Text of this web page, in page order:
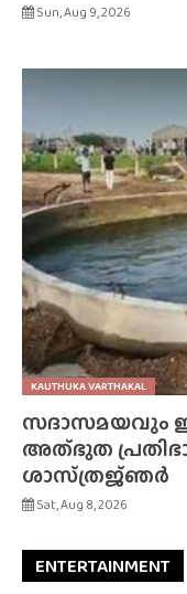
Sun, Aug 9, 2026
KAUTHUKA VARTHAKAL
സദാസമയവും
അത്‌ഭുത
ശാസ്‌ത്രജ്‌ഞർ
Sat, Aug 8, 2026
ENTERTAINMENT